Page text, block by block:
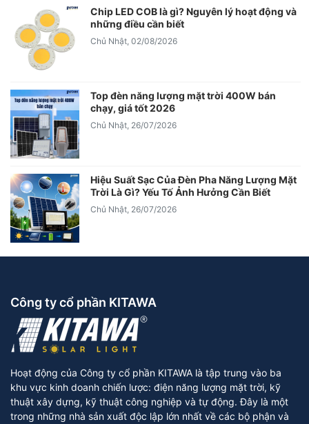
Chip LED COB là gì? Nguyên lý hoạt động và
những điều cần biết
Chủ Nhật, 02/08/2026
Top đèn năng lượng mặt trời 400W bán
chạy, giá tốt 2026
Chủ Nhật, 26/07/2026
Hiệu Suất Sạc Của Đèn Pha Năng Lượng Mặt
Trời Là Gì? Yếu Tố Ảnh Hưởng Cần Biết
Chủ Nhật, 26/07/2026
Công ty cổ phần KITAWA
Hoạt động của Công ty cổ phần KITAWA là tập trung vào ba
khu vực kinh doanh chiến lược: điện năng lượng mặt trời, kỹ
thuật xây dựng, kỹ thuật công nghiệp và tự động. Đây là một
trong những nhà sản xuất độc lập lớn nhất về các bộ phận và